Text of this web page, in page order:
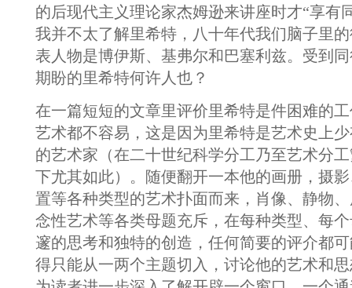
的后现代主义理论家杰姆逊来讲座时才“享有
我并不太了解里希特，八十年代我们脑子里
表人物是博伊斯、基弗尔和巴塞利兹。受到
期盼的里希特何许人也？
在一篇短短的文章里评价里希特是件困难的
艺术都不容易，这是因为里希特是艺术史上
的艺术家（在二十世纪科学分工乃至艺术分
下尤其如此）。随便翻开一本他的画册，摄
置等各种类型的艺术扑面而来，肖像、静物
念性艺术等各类母题充斥，在每种类型、每
邃的思考和独特的创造，任何简要的评介都
得只能从一两个主题切入，讨论他的艺术和